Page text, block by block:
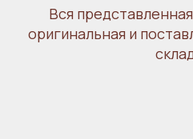
Вся
оригинальная и